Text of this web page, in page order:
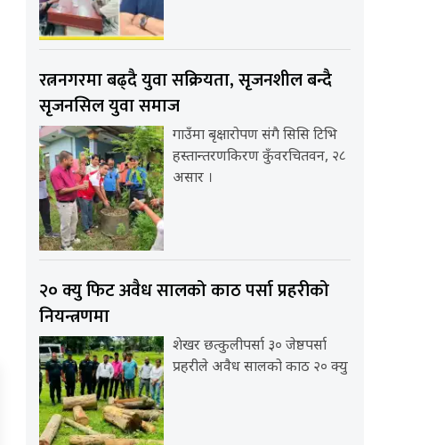
रत्ननगरमा बढ्दै युवा सक्रियता, सृजनशील बन्दै
सृजनसिल युवा समाज
गाउँमा बृक्षारोपण संगै सिसि टिभि
हस्तान्तरणकिरण कुँवरचितवन, २८
असार ।
२० क्यु फिट अवैध सालको काठ पर्सा प्रहरीको
नियन्त्रणमा
शेखर छत्कुलीपर्सा ३० जेष्ठपर्सा
प्रहरीले अवैध सालको काठ २० क्यु